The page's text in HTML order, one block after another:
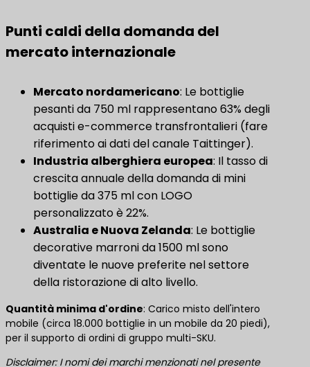
Punti caldi della domanda del
mercato internazionale
Mercato nordamericano​: Le bottiglie
pesanti da 750 ml rappresentano 63% degli
acquisti e-commerce transfrontalieri (fare
riferimento ai dati del canale Taittinger).
​Industria alberghiera europea​​: Il tasso di
crescita annuale della domanda di mini
bottiglie da 375 ml con LOGO
personalizzato è 22%.
Australia e Nuova Zelanda​: Le bottiglie
decorative marroni da 1500 ml sono
diventate le nuove preferite nel settore
della ristorazione di alto livello.
Quantità minima d'ordine​: Carico misto dell'intero
mobile (circa 18.000 bottiglie in un mobile da 20 piedi),
per il supporto di ordini di gruppo multi-SKU.
Disclaimer: I nomi dei marchi menzionati nel presente